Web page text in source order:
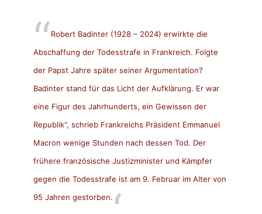
Robert Badinter (1928 – 2024) erwirkte die
Abschaffung der Todesstrafe in Frankreich. Folgte
der Papst Jahre später seiner Argumentation?
Badinter stand für das Licht der Aufklärung. Er war
eine Figur des Jahrhunderts, ein Gewissen der
Republik“, schrieb Frankreichs Präsident Emmanuel
Macron wenige Stunden nach dessen Tod. Der
frühere französische Justizminister und Kämpfer
gegen die Todesstrafe ist am 9. Februar im Alter von
95 Jahren gestorben.